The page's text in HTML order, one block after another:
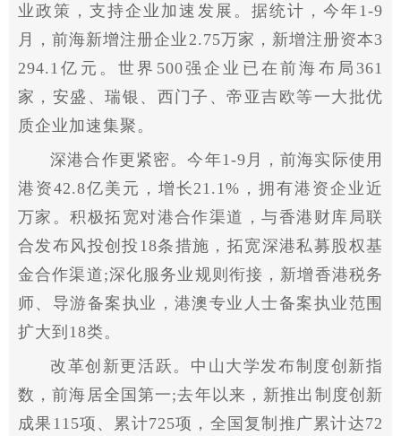
业政策，支持企业加速发展。据统计，今年1-9
月，前海新增注册企业2.75万家，新增注册资本3
294.1亿元。世界500强企业已在前海布局361
家，安盛、瑞银、西门子、帝亚吉欧等一大批优
质企业加速集聚。
深港合作更紧密。今年1-9月，前海实际使用
港资42.8亿美元，增长21.1%，拥有港资企业近
万家。积极拓宽对港合作渠道，与香港财库局联
合发布风投创投18条措施，拓宽深港私募股权基
金合作渠道;深化服务业规则衔接，新增香港税务
师、导游备案执业，港澳专业人士备案执业范围
扩大到18类。
改革创新更活跃。中山大学发布制度创新指
数，前海居全国第一;去年以来，新推出制度创新
成果115项、累计725项，全国复制推广累计达72